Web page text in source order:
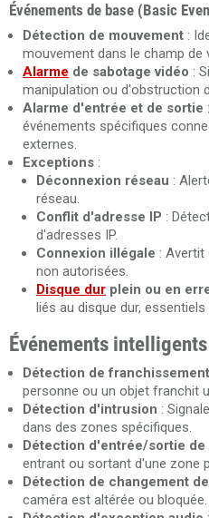
Événements de base (Basic
Détection de mouvement :
mouvement dans le champ de
Alarme de sabotage vidéo :
manipulation ou d'obstruction
Alarme d'entrée et de sortie
événements spécifiques
externes.
Exceptions :
Déconnexion réseau :
réseau.
Conflit d'adresse IP :
d'adresses IP.
Connexion illégale :
non autorisées.
Disque dur plein ou en
liés au disque dur,
Événements
Détection de
personne ou un objet franchit
Détection d'intrusion :
dans des zones spécifiques.
Détection d'entrée/sortie de
entrant ou sortant d'une zone
Détection de changement
caméra est altérée ou bloquée.